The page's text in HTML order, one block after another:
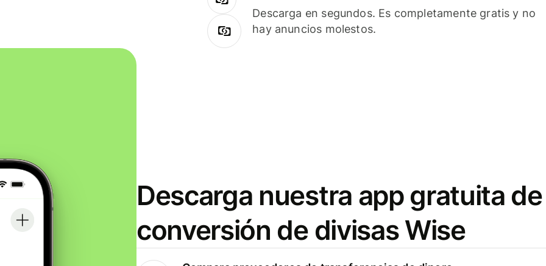
Descarga en segundos. Es completamente gratis y no
hay anuncios molestos.
Descarga nuestra app gratuita de
conversión de divisas Wise